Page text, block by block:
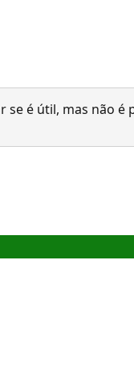
é útil, mas não